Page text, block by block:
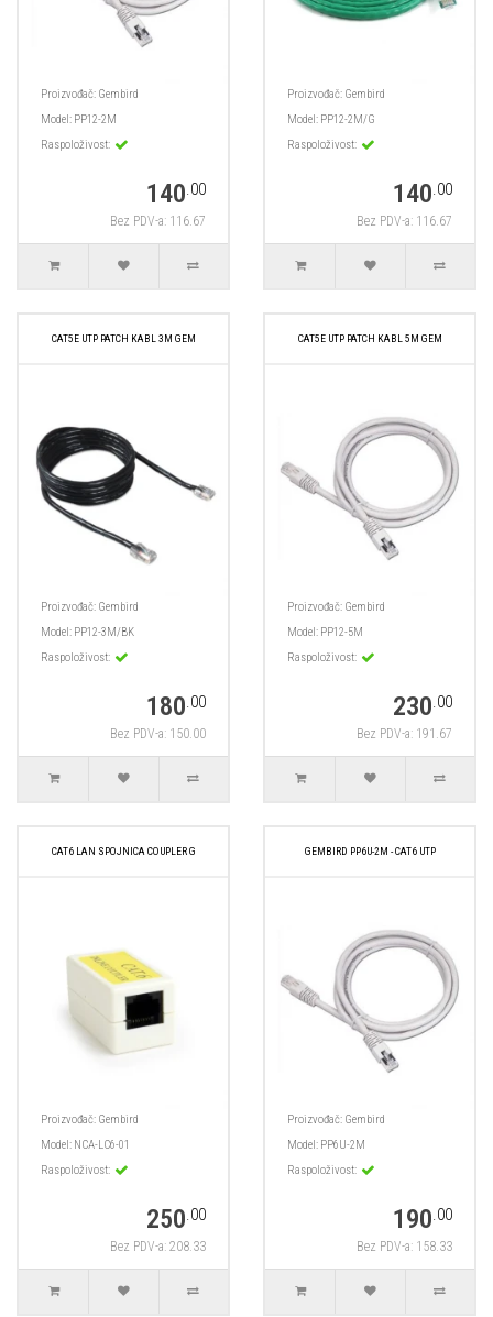
Proizvođač: Gembird
Model: PP12-2M
Raspoloživost:
140.00
Bez PDV-a: 116.67
Proizvođač: Gembird
Model: PP12-2M/G
Raspoloživost:
140.00
Bez PDV-a: 116.67
CAT5E UTP PATCH KABL 3M GEM
Proizvođač: Gembird
Model: PP12-3M/BK
Raspoloživost:
180.00
Bez PDV-a: 150.00
CAT5E UTP PATCH KABL 5M GEM
Proizvođač: Gembird
Model: PP12-5M
Raspoloživost:
230.00
Bez PDV-a: 191.67
CAT6 LAN SPOJNICA COUPLER G
Proizvođač: Gembird
Model: NCA-LC6-01
Raspoloživost:
250.00
Bez PDV-a: 208.33
GEMBIRD PP6U-2M - CAT6 UTP
Proizvođač: Gembird
Model: PP6U-2M
Raspoloživost:
190.00
Bez PDV-a: 158.33